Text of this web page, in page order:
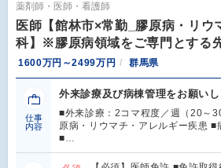
薬剤師・医師・看護師
医師【館林市×常勤_膠原病・リウ
科】※膠原病領域をご専門とする
1600万円～2499万円 群馬県
仕事
内容
外来診療及び病棟管理をお願いし
■外来診療：2コマ程度／週（20
原病・リウマチ・アレルギー疾患
■…